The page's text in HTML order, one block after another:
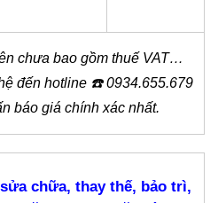
chưa bao gồm thuế VAT…
đến hotline ☎️0934.655.679
báo giá chính xác nhất.
chữa, thay thế, bảo trì,